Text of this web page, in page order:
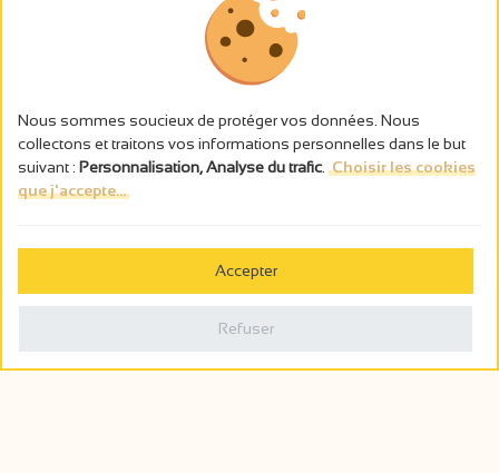
L’abus d’alcool est dangereux pour la santé, à consommer avec
Politique de confidentialité
Nous sommes soucieux de protéger vos données. Nous
collectons et traitons vos informations personnelles dans le but
suivant : Personnalisation, Analyse du trafic Choisir les cookies
que j'accepte...
Accepter
Refuser